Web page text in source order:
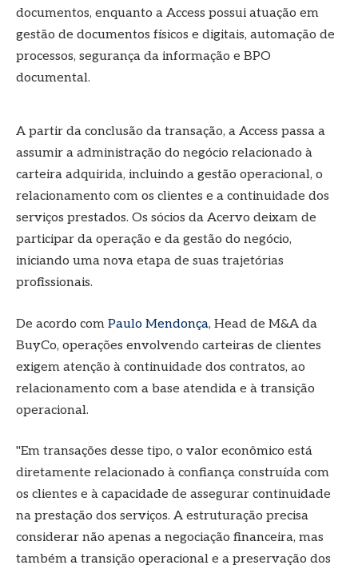
documentos, enquanto a Access possui atuação em
gestão de documentos físicos e digitais, automação de
processos, segurança da informação e BPO
documental.
A partir da conclusão da transação, a Access passa a
assumir a administração do negócio relacionado à
carteira adquirida, incluindo a gestão operacional, o
relacionamento com os clientes e a continuidade dos
serviços prestados. Os sócios da Acervo deixam de
participar da operação e da gestão do negócio,
iniciando uma nova etapa de suas trajetórias
profissionais.
De acordo com Paulo Mendonça, Head de M&A da
BuyCo, operações envolvendo carteiras de clientes
exigem atenção à continuidade dos contratos, ao
relacionamento com a base atendida e à transição
operacional.
"Em transações desse tipo, o valor econômico está
diretamente relacionado à confiança construída com
os clientes e à capacidade de assegurar continuidade
na prestação dos serviços. A estruturação precisa
considerar não apenas a negociação financeira, mas
também a transição operacional e a preservação dos